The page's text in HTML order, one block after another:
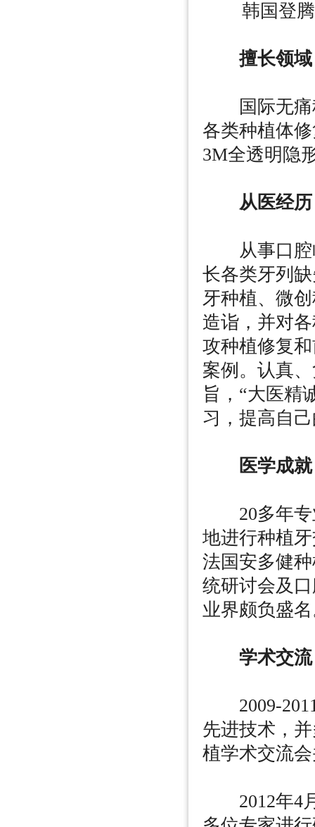
韩国登腾
擅长领域
国际无痛
各类种植体
3M全透明隐
从医经历
从事口腔临
长各类牙列
牙种植、微
造诣，并对
攻种植修复
案例。认真
旨，“大医精
习，提高自
医学成就
20多年专
地进行种植
法国安多健
统研讨会及
业界颇负盛
学术交流
2009-2011
先进技术，
植学术交流
2012年4月